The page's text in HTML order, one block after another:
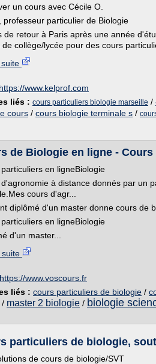
un cours avec Cécile O.
professeur particulier de Biologie
de retour à Paris après une année
de collège/lycée pour des cours
https://www.kelprof.com
liés : cours particuliers biologie marseille /
cours / cours biologie terminale s /
de Biologie en ligne -
en ligneBiologie
à distance donnés par un
cours d'agr...
diplômé d'un master donne cours de
en ligneBiologie
d'un master...
suite
https://www.voscours.fr
liés : cours particuliers de biologie /
/ master 2 biologie / biologie
particuliers de biologie,
de cours de biologie/SVT